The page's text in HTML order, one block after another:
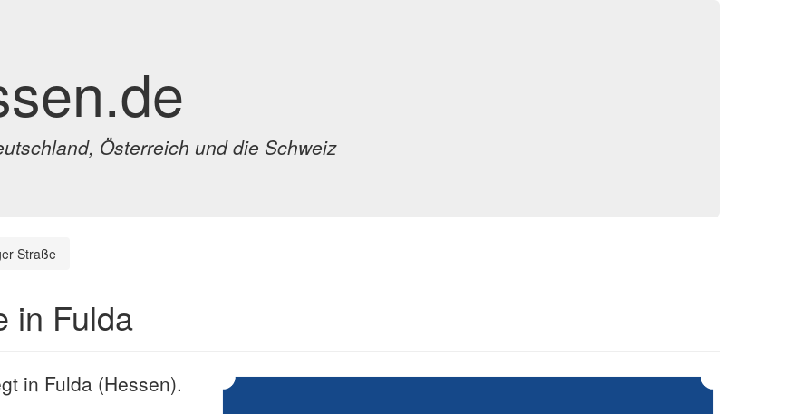
Österreich und die Schweiz
Straße
in Fulda
in Fulda (Hessen).